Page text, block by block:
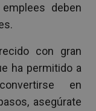
deben
con gran
ha permitido a
en
asegúrate